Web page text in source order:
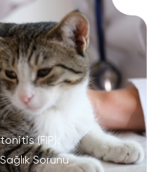
(FIP):
Sorunu